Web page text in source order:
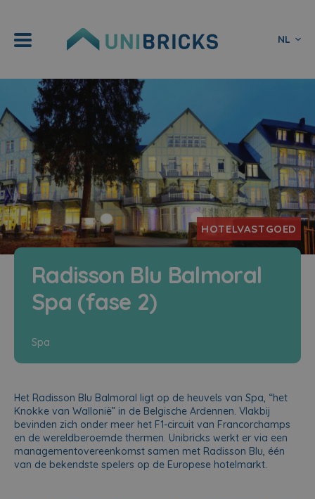
NL
HOTELVASTGOED
Radisson Blu Balmoral
Spa (fase 2)
Spa
Het Radisson Blu Balmoral ligt op de heuvels van Spa, “het
Knokke van Wallonië” in de Belgische Ardennen. Vlakbij
bevinden zich onder meer het F1-circuit van Francorchamps
en de wereldberoemde thermen. Unibricks werkt er via een
managementovereenkomst samen met Radisson Blu, één
van de bekendste spelers op de Europese hotelmarkt.